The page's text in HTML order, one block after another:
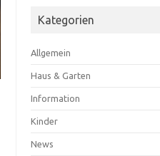
Kategorien
Allgemein
Haus & Garten
Information
Kinder
News